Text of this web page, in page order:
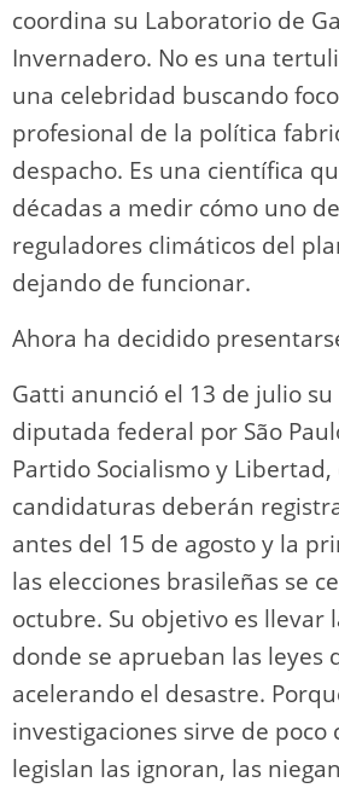
coordina su Laboratorio de
Invernadero. No es una
una celebridad buscando
profesional de la política
despacho. Es una científica
décadas a medir cómo uno
reguladores climáticos del
dejando de funcionar.
Ahora ha decidido
Gatti anunció el 13 de julio
diputada federal por São
Partido Socialismo y Libertad,
candidaturas deberán
antes del 15 de agosto y la
las elecciones brasileñas se
octubre. Su objetivo es llevar
donde se aprueban las leyes
acelerando el desastre.
investigaciones sirve de poco
legislan las ignoran, las